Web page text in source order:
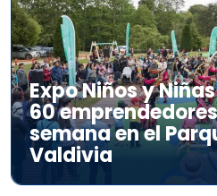
Expo Niños y
60
semana en el
Valdivia